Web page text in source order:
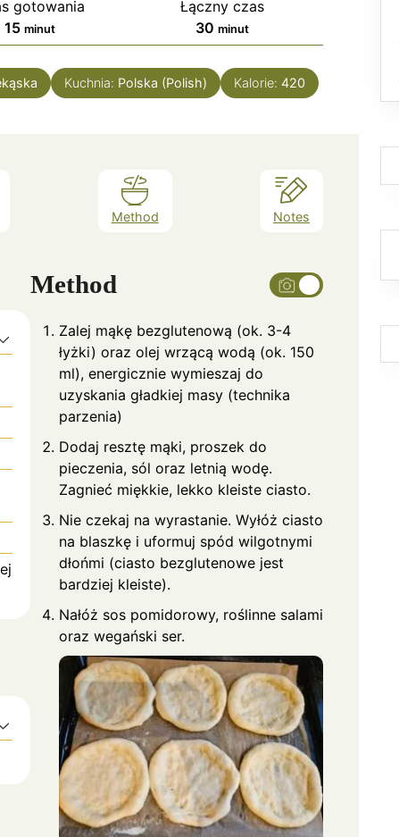
gotowania
15minuty
minut
Łączny czas
30 minuty
minut
Kuchnia: Polska (Polish) Kalorie: 420
Method Notes
Method
Zalej mąkę bezglutenową (ok. 3-4
łyżki) oraz olej wrzącą wodą (ok. 150
ml), energicznie wymieszaj do
uzyskania gładkiej masy (technika
parzenia)
Dodaj resztę mąki, proszek do
pieczenia, sól oraz letnią wodę.
Zagnieć miękkie, lekko kleiste ciasto.
Nie czekaj na wyrastanie. Wyłóż ciasto
na blaszkę i uformuj spód wilgotnymi
dłońmi (ciasto bezglutenowe jest
bardziej kleiste).
Nałóż sos pomidorowy, roślinne salami
oraz wegański ser.